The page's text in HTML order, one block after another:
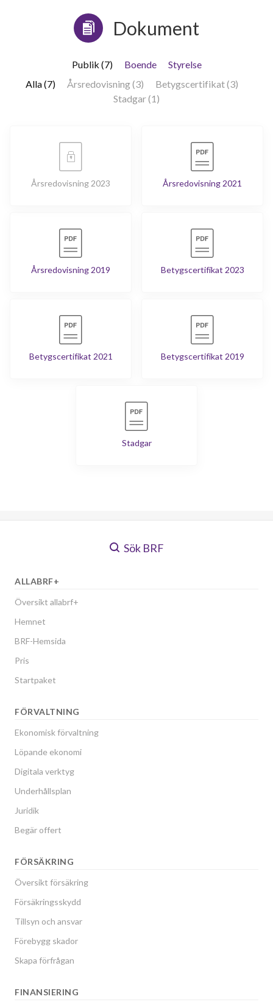
Dokument
Publik (7) Boende
Styrelse
Alla (7)
Årsredovisning (3)
Betygscertifikat (3)
Stadgar (1)
Årsredovisning 2023 Årsredovisning 2021
Årsredovisning 2019 Betygscertifikat 2023
Betygscertifikat 2021 Betygscertifikat 2019
Stadgar
Sök BRF
ALLABRF+
Översikt allabrf+
Hemnet
BRF-Hemsida
Pris
Startpaket
FÖRVALTNING
Ekonomisk förvaltning
Löpande ekonomi
Digitala verktyg
Underhållsplan
Juridik
Begär offert
FÖRSÄKRING
Översikt försäkring
Försäkringsskydd
Tillsyn och ansvar
Förebygg skador
Skapa förfrågan
FINANSIERING